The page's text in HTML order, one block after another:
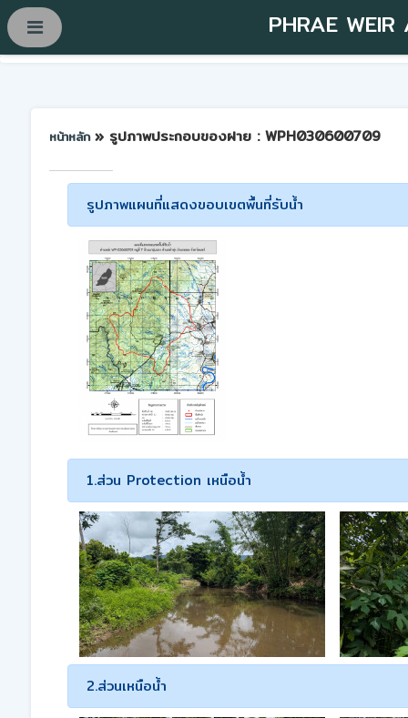
PHRAE WEIR
หน้าหลัก » รูปภาพประกอบของฝาย : WPH030600709
รูปภาพแผนที่แสดงขอบเขตพื้นที่รับน้ำ
1.ส่วน Protection เหนือน้ำ
2.ส่วนเหนือน้ำ